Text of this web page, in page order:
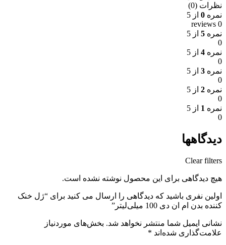
نظرات (0)
نمره 0 از 5
0 reviews
نمره 5 از 5
0
نمره 4 از 5
0
نمره 3 از 5
0
نمره 2 از 5
0
نمره 1 از 5
0
دیدگاهها
Clear filters
هیچ دیدگاهی برای این محصول نوشته نشده است.
اولین نفری باشید که دیدگاهی را ارسال می کنید برای “ژل خنک
کننده بدن ام ان دی 100 میلی‌لیتر”
نشانی ایمیل شما منتشر نخواهد شد. بخش‌های موردنیاز
علامت‌گذاری شده‌اند *